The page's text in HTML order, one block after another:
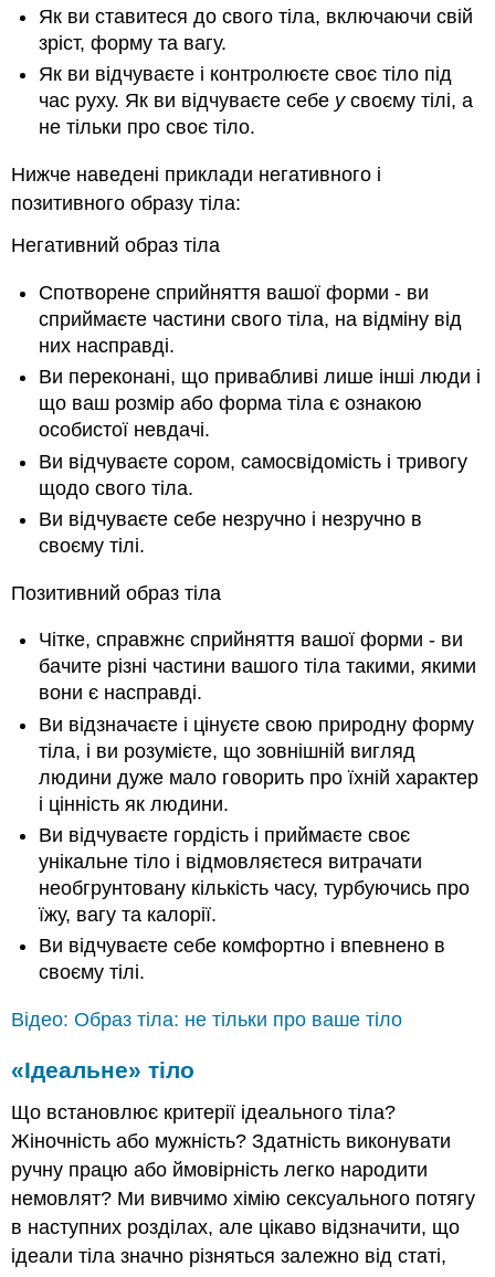
Як ви ставитеся до свого тіла, включаючи свій
зріст, форму та вагу.
Як ви відчуваєте і контролюєте своє тіло під
час руху. Як ви відчуваєте себе усвоєму тілі, а
не тільки про своє тіло.
Нижче наведені приклади негативного і
позитивного образу тіла:
Негативний образ тіла
Спотворене сприйняття вашої форми - ви
сприймаєте частини свого тіла, на відміну від
них насправді.
Ви переконані, що привабливі лише інші люди і
що ваш розмір або форма тіла є ознакою
особистої невдачі.
Ви відчуваєте сором, самосвідомість і тривогу
щодо свого тіла.
Ви відчуваєте себе незручно і незручно в
своєму тілі.
Позитивний образ тіла
Чітке, справжнє сприйняття вашої форми - ви
бачите різні частини вашого тіла такими, якими
вони є насправді.
Ви відзначаєте і цінуєте свою природну форму
тіла, і ви розумієте, що зовнішній вигляд
людини дуже мало говорить про їхній характер
і цінність як людини.
Ви відчуваєте гордість і приймаєте своє
унікальне тіло і відмовляєтеся витрачати
необгрунтовану кількість часу, турбуючись про
їжу, вагу та калорії.
Ви відчуваєте себе комфортно і впевнено в
своєму тілі.
Відео: Образ тіла: не тільки про ваше тіло
«Ідеальне» тіло
Що встановлює критерії ідеального тіла?
Жіночність або мужність? Здатність виконувати
ручну працю або ймовірність легко народити
немовлят? Ми вивчимо хімію сексуального потягу
в наступних розділах, але цікаво відзначити, що
ідеали тіла значно різняться залежно від статі,